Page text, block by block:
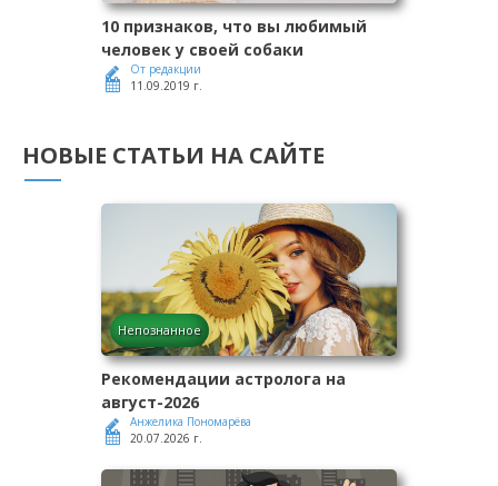
10 признаков, что вы любимый
человек у своей собаки
От редакции
11.09.2019 г.
НОВЫЕ СТАТЬИ НА САЙТЕ
Непознанное
Рекомендации астролога на
август-2026
Анжелика Пономарёва
20.07.2026 г.